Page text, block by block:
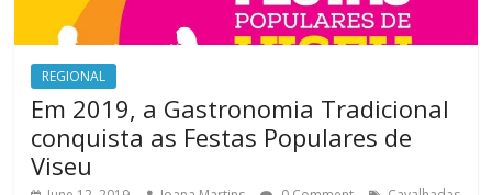
REGIONAL
Em 2019, a Gastronomia Tradicional
conquista as Festas Populares de
Viseu